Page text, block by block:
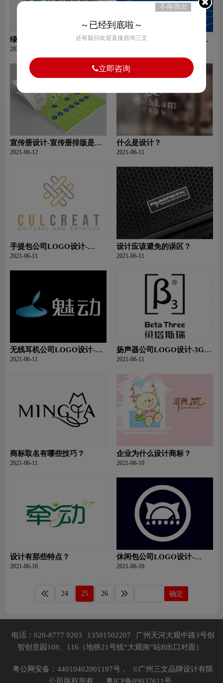
绿色环保设计有什么意义?
2021-06-13
设计网站-网站设计重要性是
宣传册设计-宣传册排版是如
何设计的？
2021-06-12
什么是设计？
2021-06-11
手提包公司LOGO设计-
CulCreat公司品牌logo设计
2021-06-11
设计应该避免的误区？
2021-06-11
无线耳机公司LOGO设计-魅
动公司品牌logo设计
2021-06-11
扬声器公司LOGO设计-3G三
基公司品牌logo设计
2021-06-11
商标取名有哪些技巧？
2021-06-11
企业为什么设计商标？
2021-06-10
设计有那些特点？
2021-06-10
休闲包公司LOGO设计-
ACROSS潮包公司品牌logo设
2021-06-10
24 25 26 确定
电话：020-8777 9203 13501502207
广州天河大观中路3号创
智创意园108、116（地铁21号线“大观南”站B出口对面）
粤公网安备：44010402001197号，
©广州三文品牌设计有限
公司版权所有，
粤ICP备09037611号
不再弹出
～已经到底啦～
还有疑问欢迎直接咨询三文
立即咨询